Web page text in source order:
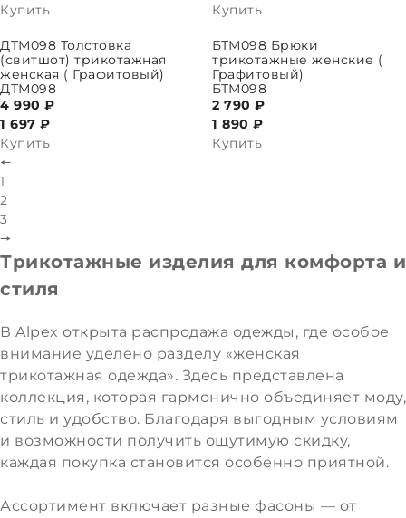
Купить
Купить
ДТМ098 Толстовка
(свитшот) трикотажная
женская ( Графитовый)
ДТМ098
4 990 ₽
1 697 ₽
Купить
ВЫБРАТЬ ПАРАМЕТРЫ
БТМ098 Брюки
трикотажные женские (
Графитовый)
БТМ098
2 790 ₽
1 890 ₽
Купить
🠔
1
2
3
🠖
Трикотажные изделия для комфорта и
стиля
В Alpex открыта распродажа одежды, где особое
внимание уделено разделу «женская
трикотажная одежда». Здесь представлена
коллекция, которая гармонично объединяет моду,
стиль и удобство. Благодаря выгодным условиям
и возможности получить ощутимую скидку,
каждая покупка становится особенно приятной.
Ассортимент включает разные фасоны — от